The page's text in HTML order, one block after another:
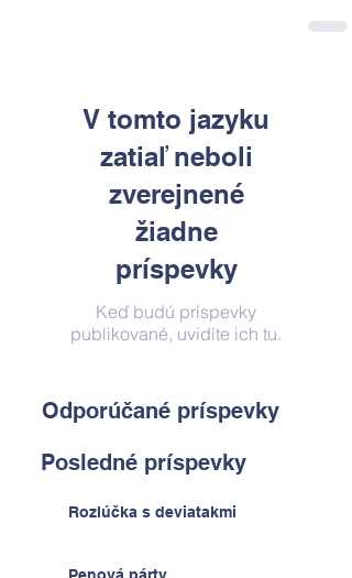
V tomto jazyku
zatiaľ neboli
zverejnené
žiadne
príspevky
Keď budú príspevky
publikované, uvidíte ich tu.
Odporúčané príspevky
Posledné príspevky
Rozlúčka s deviatakmi